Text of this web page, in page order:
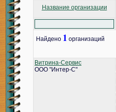
Название организации
Найдено 1 организаций
Витрина-Сервис
ООО "Интер-С"